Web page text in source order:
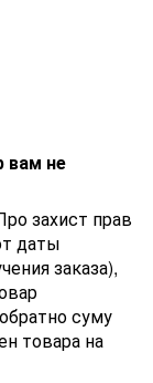
вам не
захист прав
даты
заказа),
суму
товара на